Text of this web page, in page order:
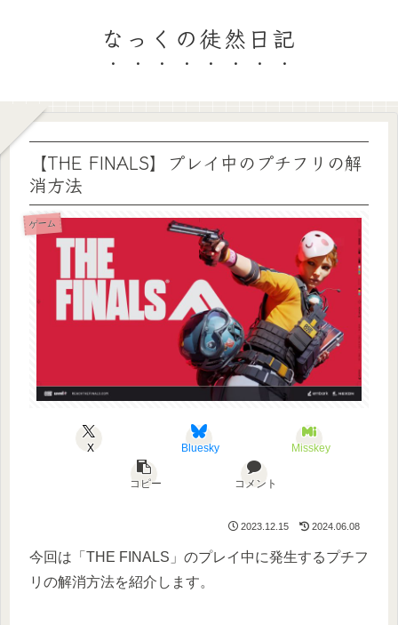
なっくの徒然日記
【THE FINALS】プレイ中のプチフリの解
消方法
ゲーム
X Bluesky Misskey
コピー コメント
2023.12.15 2024.06.08
今回は「THE FINALS」のプレイ中に発生するプチフ
リの解消方法を紹介します。